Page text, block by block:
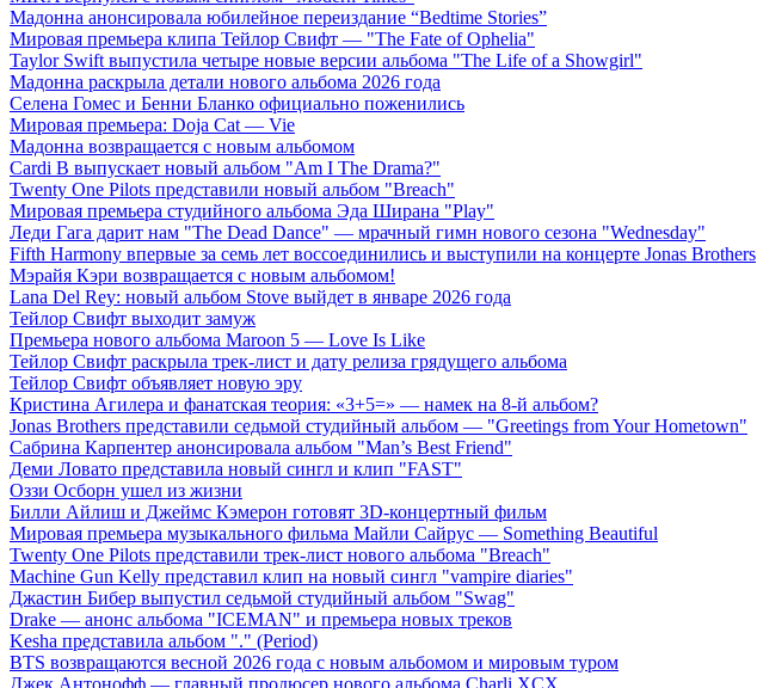
Мадонна анонсировала юбилейное переиздание “Bedtime Stories”
Мировая премьера клипа Тейлор Свифт — "The Fate of Ophelia"
Taylor Swift выпустила четыре новые версии альбома "The Life of a Showgirl"
Мадонна раскрыла детали нового альбома 2026 года
Селена Гомес и Бенни Бланко официально поженились
Мировая премьера: Doja Cat — Vie
Мадонна возвращается с новым альбомом
Cardi B выпускает новый альбом "Am I The Drama?"
Twenty One Pilots представили новый альбом "Breach"
Мировая премьера студийного альбома Эда Ширана "Play"
Леди Гага дарит нам "The Dead Dance" — мрачный гимн нового сезона "Wednesday"
Fifth Harmony впервые за семь лет воссоединились и выступили на концерте Jonas Brothers
Мэрайя Кэри возвращается с новым альбомом!
Lana Del Rey: новый альбом Stove выйдет в январе 2026 года
Тейлор Свифт выходит замуж
Премьера нового альбома Maroon 5 — Love Is Like
Тейлор Свифт раскрыла трек-лист и дату релиза грядущего альбома
Тейлор Свифт объявляет новую эру
Кристина Агилера и фанатская теория: «3+5=» — намек на 8-й альбом?
Jonas Brothers представили седьмой студийный альбом — "Greetings from Your Hometown"
Сабрина Карпентер анонсировала альбом "Man’s Best Friend"
Деми Ловато представила новый сингл и клип "FAST"
Оззи Осборн ушел из жизни
Билли Айлиш и Джеймс Кэмерон готовят 3D-концертный фильм
Мировая премьера музыкального фильма Майли Сайрус — Something Beautiful
Twenty One Pilots представили трек-лист нового альбома "Breach"
Machine Gun Kelly представил клип на новый сингл "vampire diaries"
Джастин Бибер выпустил седьмой студийный альбом "Swag"
Drake — анонс альбома "ICEMAN" и премьера новых треков
Kesha представила альбом "." (Period)
BTS возвращаются весной 2026 года с новым альбомом и мировым туром
Джек Антонофф — главный продюсер нового альбома Charli XCX